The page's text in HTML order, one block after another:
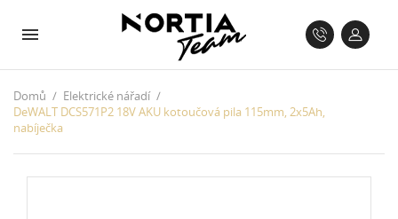
Domů
Elektrické nářadí
DeWALT DCS571P2 18V AKU kotoučová pila 115mm, 2x5Ah,
nabíječka